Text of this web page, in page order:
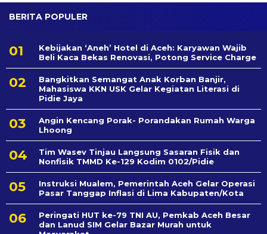
BERITA POPULER
Kebijakan ‘Aneh’ Hotel di Aceh: Karyawan Wajib
Beli Kaca Bekas Renovasi, Potong Service Charge
Bangkitkan Semangat Anak Korban Banjir,
Mahasiswa KKN USK Gelar Kegiatan Literasi di
Pidie Jaya
Angin Kencang Porak- Porandakan Rumah Warga
Lhoong
Tim Wasev Tinjau Langsung Sasaran Fisik dan
Nonfisik TMMD Ke-129 Kodim 0102/Pidie
Instruksi Mualem, Pemerintah Aceh Gelar Operasi
Pasar Tanggap Inflasi di Lima Kabupaten/Kota
Peringati HUT ke-79 TNI AU, Pemkab Aceh Besar
dan Lanud SIM Gelar Bazar Murah untuk